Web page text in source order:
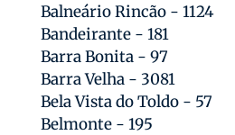
Balneário Rincão - 1124
Bandeirante - 181
Barra Bonita - 97
Barra Velha - 3081
Bela Vista do Toldo - 57
Belmonte - 195